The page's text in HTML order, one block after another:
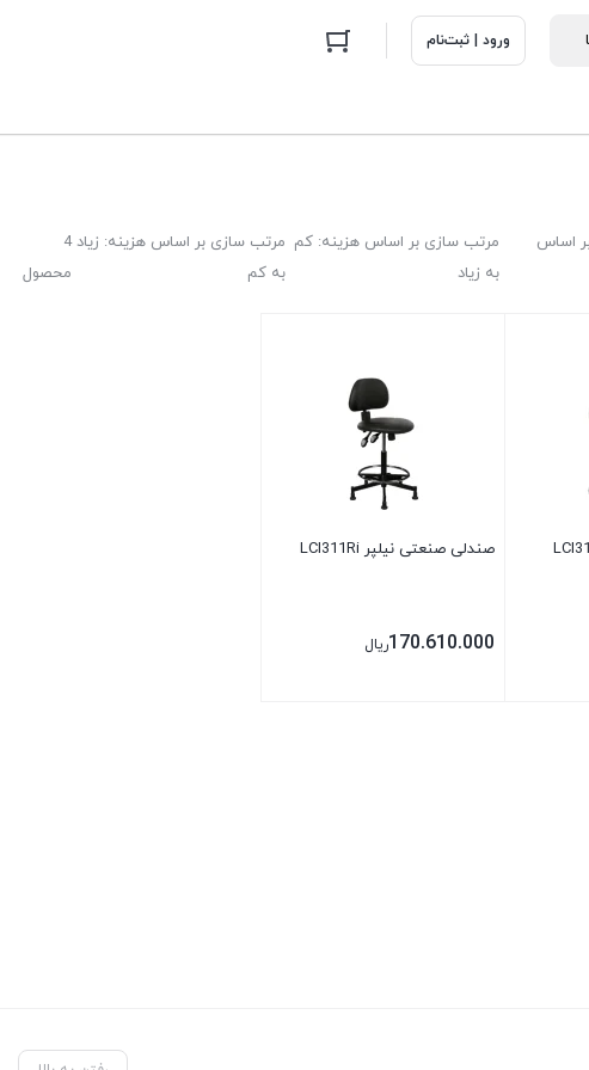
ورود | ثبت‌نام
4
محصول
اساس
مرتب سازی بر اساس هزینه: کم
به زیاد
مرتب سازی بر اساس هزینه: زیاد
به کم
صندلی صنعتی نیلپر LCI311Ri
170.610.000ریال